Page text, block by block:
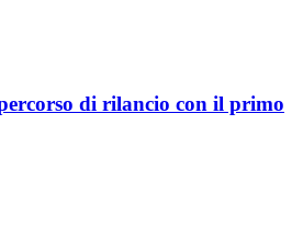
di rilancio con il primo